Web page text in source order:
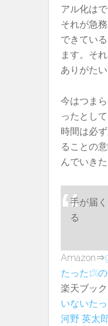
アル化は
それが急
できてい
ます。そ
ありがたい
今はつま
ったとし
時間は必
ることの
んでいき
手が届
る
Amazon⇒
たった1%
楽天ブッ
いないた
河野 英太